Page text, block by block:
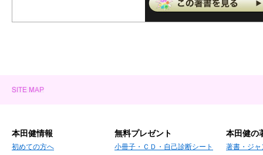
本田健情報
初めての方へ
無料プレゼント
小冊子・ＣＤ・自己診断シート
本田健の
著書・ジャ